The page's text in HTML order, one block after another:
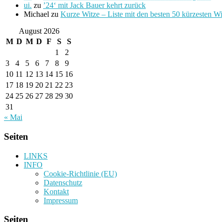
ui. zu ’24‘ mit Jack Bauer kehrt zurück
Michael zu Kurze Witze – Liste mit den besten 50 kürzesten
August 2026
M D M D F S
S
1
2
3
4 5 6 7 8
9
10 11 12 13 14 15 16
17 18 19 20 21 22 23
24 25 26 27 28 29 30
31
« Mai
Seiten
LINKS
INFO
Cookie-Richtlinie (EU)
Datenschutz
Kontakt
Impressum
Seiten